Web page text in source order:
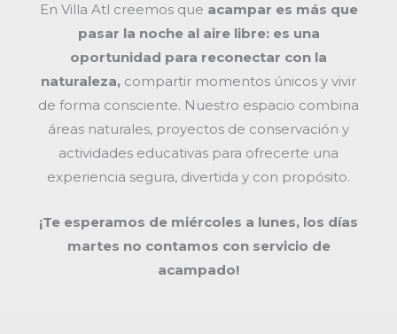
En Villa Atl creemos que acampar es más que
pasar la noche al aire libre: es una
oportunidad para reconectar con la
naturaleza, compartir momentos únicos y vivir
de forma consciente. Nuestro espacio combina
áreas naturales, proyectos de conservación y
actividades educativas para ofrecerte una
experiencia segura, divertida y con propósito.
¡Te esperamos de miércoles a lunes, los días
martes no contamos con servicio de
acampado!